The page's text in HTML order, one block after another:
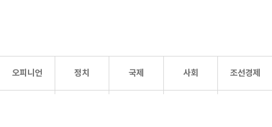
오피니언 정치 국제 사회 조선경제